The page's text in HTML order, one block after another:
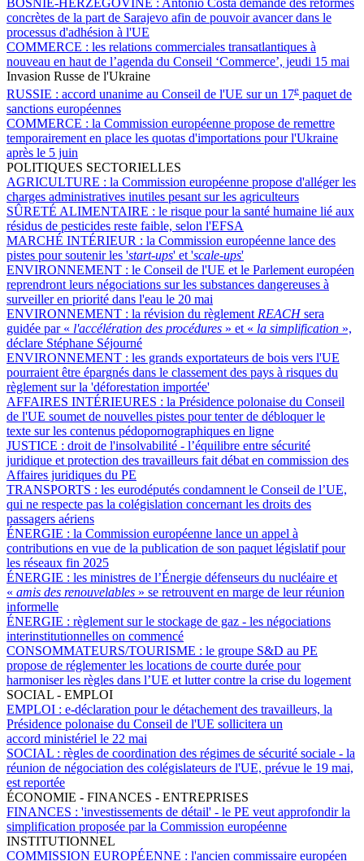
BOSNIE-HERZÉGOVINE : António Costa demande des réformes
concrètes de la part de Sarajevo afin de pouvoir avancer dans le
processus d'adhésion à l'UE
COMMERCE : les relations commerciales transatlantiques à
nouveau en haut de l’agenda du Conseil ‘Commerce’, jeudi 15 mai
Invasion Russe de l'Ukraine
RUSSIE : accord unanime au Conseil de l'UE sur un 17e paquet de
sanctions européennes
COMMERCE : la Commission européenne propose de remettre
temporairement en place les quotas d'importations pour l'Ukraine
après le 5 juin
POLITIQUES SECTORIELLES
AGRICULTURE : la Commission européenne propose d'alléger les
charges administratives inutiles pesant sur les agriculteurs
SÛRETÉ ALIMENTAIRE : le risque pour la santé humaine lié aux
résidus de pesticides reste faible, selon l'EFSA
MARCHÉ INTÉRIEUR : la Commission européenne lance des
pistes pour soutenir les 'start-ups' et 'scale-ups'
ENVIRONNEMENT : le Conseil de l'UE et le Parlement européen
reprendront leurs négociations sur les substances dangereuses à
surveiller en priorité dans l'eau le 20 mai
ENVIRONNEMENT : la révision du règlement REACHsera
guidée par « l'accélération des procédures » et « la simplification »,
déclare Stéphane Séjourné
ENVIRONNEMENT : les grands exportateurs de bois vers l'UE
pourraient être épargnés dans le classement des pays à risques du
règlement sur la 'déforestation importée'
AFFAIRES INTÉRIEURES : la Présidence polonaise du Conseil
de l'UE soumet de nouvelles pistes pour tenter de débloquer le
texte sur les contenus pédopornographiques en ligne
JUSTICE : droit de l'insolvabilité - l’équilibre entre sécurité
juridique et protection des travailleurs fait débat en commission des
Affaires juridiques du PE
TRANSPORTS : les eurodéputés condamnent le Conseil de l’UE,
qui ne respecte pas la colégislation concernant les droits des
passagers aériens
ÉNERGIE : la Commission européenne lance un appel à
contributions en vue de la publication de son paquet législatif pour
les réseaux fin 2025
ÉNERGIE : les ministres de l’Énergie défenseurs du nucléaire et
« amis des renouvelables » se retrouvent en marge de leur réunion
informelle
ÉNERGIE : règlement sur le stockage de gaz - les négociations
interinstitutionnelles on commencé
CONSOMMATEURS/TOURISME : le groupe S&D au PE
propose de réglementer les locations de courte durée pour
harmoniser les règles dans l’UE et lutter contre la crise du logement
SOCIAL - EMPLOI
EMPLOI : e-déclaration pour le détachement des travailleurs, la
Présidence polonaise du Conseil de l'UE sollicitera un
accord ministériel le 22 mai
SOCIAL : règles de coordination des régimes de sécurité sociale - la
réunion de négociation des colégislateurs de l'UE, prévue le 19 mai,
est reportée
ÉCONOMIE - FINANCES - ENTREPRISES
FINANCES : 'investissements de détail' - le PE veut approfondir la
simplification proposée par la Commission européenne
INSTITUTIONNEL
COMMISSION EUROPÉENNE : l'ancien commissaire européen